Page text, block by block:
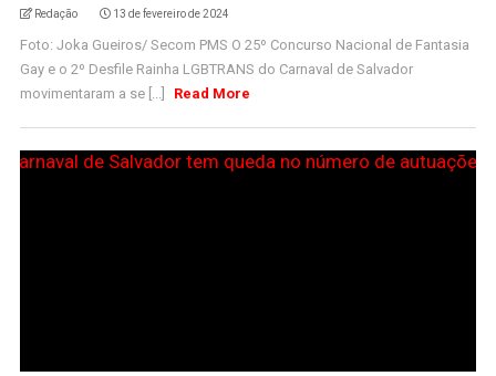
Redação 13 de fevereiro de 2024
Foto: Joka Gueiros/ Secom PMS O 25º Concurso Nacional de Fantasia
Gay e o 2º Desfile Rainha LGBTRANS do Carnaval de Salvador
movimentaram a se [...]
Read More